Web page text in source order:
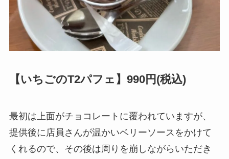
【いちごのT2パフェ】990円(税込)
最初は上面がチョコレートに覆われていますが、
提供後に店員さんが温かいベリーソースをかけて
くれるので、その後は周りを崩しながらいただき